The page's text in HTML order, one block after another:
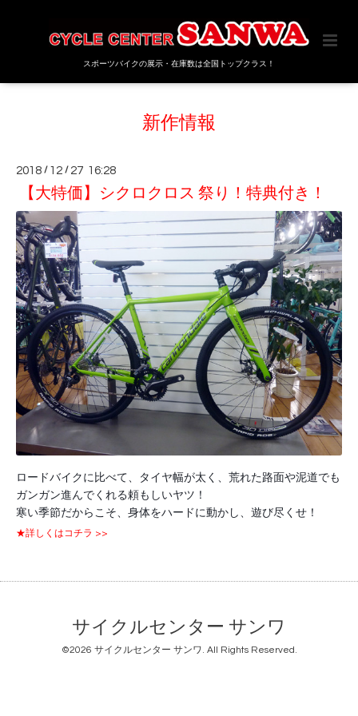
スポーツバイクの展示・在庫数は全国トップクラス！
新作情報
2018 / 12 / 27 16:28
【大特価】シクロクロス 祭り！特典付き！
ロードバイクに比べて、タイヤ幅が太く、荒れた路面や泥道でも
ガンガン進んでくれる頼もしいヤツ！
寒い季節だからこそ、身体をハードに動かし、遊び尽くせ！
★詳しくはコチラ >>
サイクルセンター サンワ
©2026 サイクルセンター サンワ. All Rights Reserved.